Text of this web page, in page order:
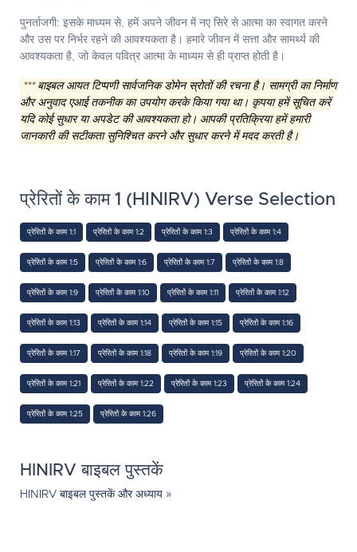
पुनर्ताजगी: इसके माध्यम से, हमें अपने जीवन में नए सिरे से आत्मा का स्वागत करने
और उस पर निर्भर रहने की आवश्यकता है। हमारे जीवन में सत्ता और सामर्थ्य की
आवश्यकता है, जो केवल पवित्र आत्मा के माध्यम से ही प्राप्त होती है।
*** बाइबल आयत टिप्पणी सार्वजनिक डोमेन स्रोतों की रचना है। सामग्री का निर्माण
और अनुवाद एआई तकनीक का उपयोग करके किया गया था। कृपया हमें सूचित करें
यदि कोई सुधार या अपडेट की आवश्यकता हो। आपकी प्रतिक्रिया हमें हमारी
जानकारी की सटीकता सुनिश्चित करने और सुधार करने में मदद करती है।
प्रेरितों के काम 1 (HINIRV) Verse Selection
प्रेरितों के काम 1:1 प्रेरितों के काम 1:2 प्रेरितों के काम 1:3 प्रेरितों के काम 1:4
प्रेरितों के काम 1:5 प्रेरितों के काम 1:6 प्रेरितों के काम 1:7 प्रेरितों के काम 1:8
प्रेरितों के काम 1:9 प्रेरितों के काम 1:10 प्रेरितों के काम 1:11 प्रेरितों के काम 1:12
प्रेरितों के काम 1:13 प्रेरितों के काम 1:14 प्रेरितों के काम 1:15 प्रेरितों के काम 1:16
प्रेरितों के काम 1:17 प्रेरितों के काम 1:18 प्रेरितों के काम 1:19 प्रेरितों के काम 1:20
प्रेरितों के काम 1:21 प्रेरितों के काम 1:22 प्रेरितों के काम 1:23 प्रेरितों के काम 1:24
प्रेरितों के काम 1:25 प्रेरितों के काम 1:26
HINIRV बाइबल पुस्तकें
HINIRV बाइबल पुस्तकें और अध्याय »